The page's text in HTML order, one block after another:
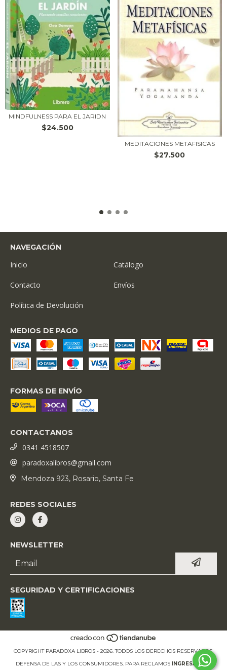
MINDFULNESS PARA EL JARIDN
$24.500
MEDITACIONES METAFISICAS
$27.500
NAVEGACIÓN
Inicio Catálogo
Contacto Envíos
Política de Devolución
MEDIOS DE PAGO
FORMAS DE ENVÍO
CONTACTANOS
0341 4518507
paradoxalibros@gmail.com
Mendoza 923, Rosario, Santa Fe
REDES SOCIALES
NEWSLETTER
SEGURIDAD Y CERTIFICACIONES
COPYRIGHT PARADOXA LIBROS - 2026. TODOS LOS DERECHOS RESERVADOS.
DEFENSA DE LAS Y LOS CONSUMIDORES. PARA RECLAMOS
INGRESÁ ACÁ.